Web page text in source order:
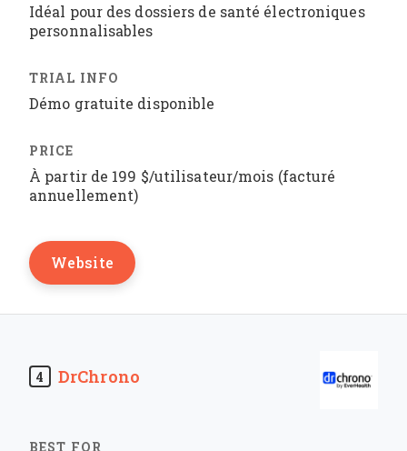
Idéal pour des dossiers de santé électroniques
personnalisables
Démo gratuite disponible
À partir de 199 $/utilisateur/mois (facturé
annuellement)
Website
4 DrChrono